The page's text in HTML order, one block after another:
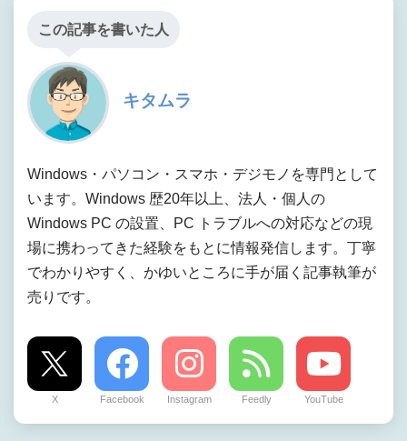
この記事を書いた人
キタムラ
Windows・パソコン・スマホ・デジモノを専門として
います。Windows 歴20年以上、法人・個人の
Windows PC の設置、PC トラブルへの対応などの現
場に携わってきた経験をもとに情報発信します。丁寧
でわかりやすく、かゆいところに手が届く記事執筆が
売りです。
X Facebook Instagram Feedly YouTube